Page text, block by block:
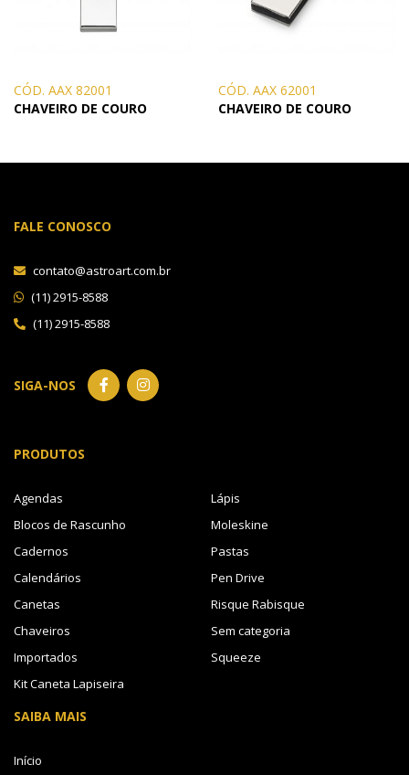
CÓD. AAX 82001
CHAVEIRO DE COURO
CÓD. AAX 62001
CHAVEIRO DE COURO
FALE CONOSCO
contato@astroart.com.br
(11) 2915-8588
(11) 2915-8588
SIGA-NOS
PRODUTOS
Agendas
Blocos de Rascunho
Cadernos
Calendários
Canetas
Chaveiros
Importados
Kit Caneta Lapiseira
Lápis
Moleskine
Pastas
Pen Drive
Risque Rabisque
Sem categoria
Squeeze
SAIBA MAIS
Início